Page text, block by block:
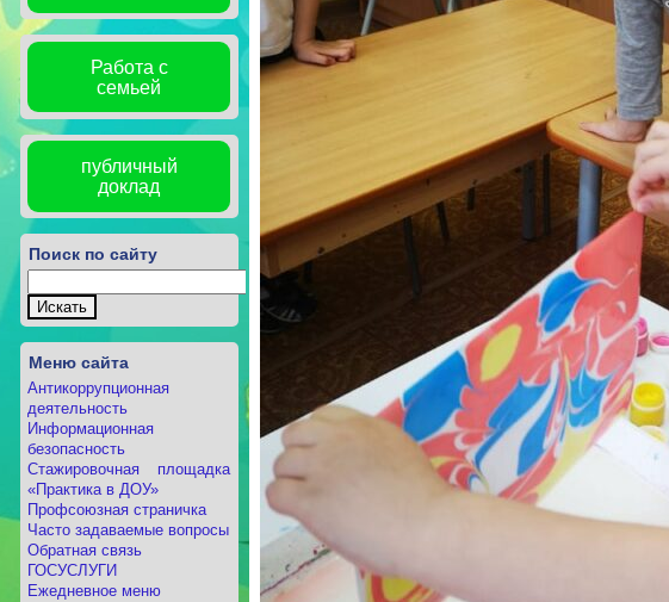
Работа с
семьей
публичный
доклад
Поиск по сайту
Меню сайта
Антикоррупционная
деятельность
Информационная
безопасность
Стажировочная площадка
«Практика в ДОУ»
Профсоюзная страничка
Часто задаваемые вопросы
Обратная связь
ГОСУСЛУГИ
Ежедневное меню